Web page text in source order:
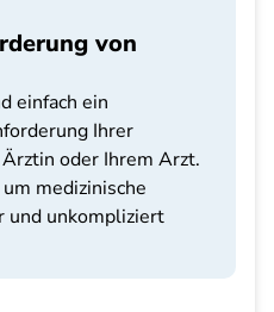
von
einfach ein
Ihrer
oder Ihrem Arzt.
medizinische
und unkompliziert